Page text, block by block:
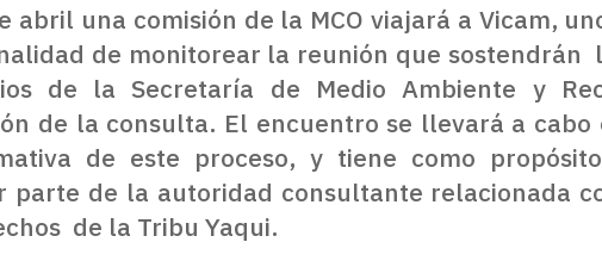
abril una comisión de la MCO viajará a Vicam,
de monitorear la reunión que sostendrán
de la Secretaría de Medio Ambiente y
de la consulta. El encuentro se llevará a
de este proceso, y tiene como
parte de la autoridad consultante relacionada
de la Tribu Yaqui.